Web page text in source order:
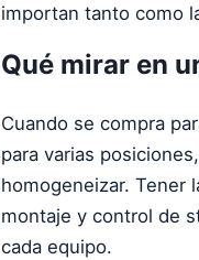
importan tanto como
Qué mirar en
Cuando se compra
para varias
homogeneizar. Tener
montaje y control de
cada equipo.